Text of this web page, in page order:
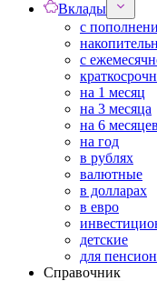
Вклады
с
с
на 1 месяц
на 3 месяца
на 6 месяцев
на год
в рублях
валютные
в долларах
в евро
детские
для
Справочник